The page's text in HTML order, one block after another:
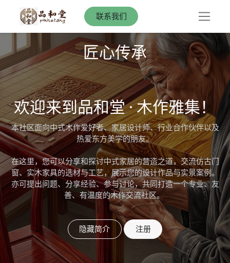
联系我们
匠心传承
欢迎来到品和堂 · 木作雅集！
本社区面向中式木作爱好者、家居设计师、行业合作伙伴以及
热爱东方美学的朋友。
在这里，您可以分享和探讨中式家居的营造之道，交流仿古门
窗、实木家具的选材与工艺，展示您的设计作品与实景案例。
亦可提出问题、分享经验、参与讨论，共同打造一个专业、友
善、有温度的木作交流社区。
隐藏简介 注册